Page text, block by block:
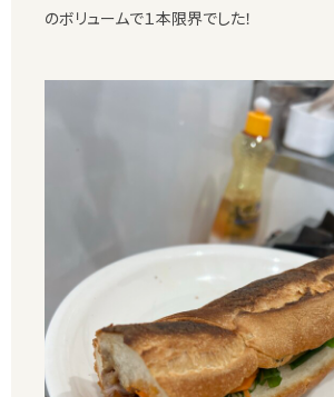
のボリュームで１本限界でした！